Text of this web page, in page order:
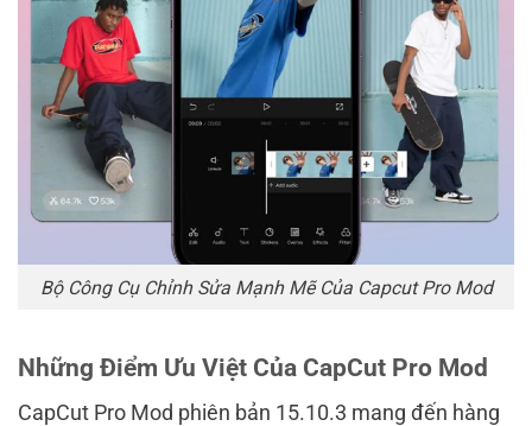
Bộ Công Cụ Chỉnh Sửa Mạnh Mẽ Của Capcut Pro Mod
Những Điểm Ưu Việt Của CapCut Pro Mod
CapCut Pro Mod phiên bản 15.10.3 mang đến hàng